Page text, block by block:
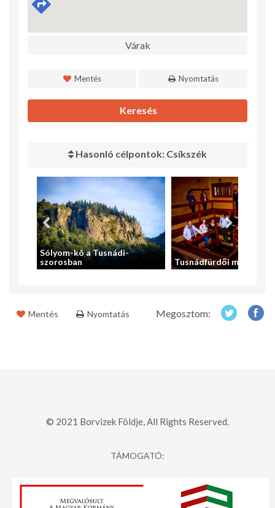
Várak
Mentés Nyomtatás
Keresés
Hasonló célpontok: Csíkszék
Sólyom-kõ a Tusnádi-
szorosban
Tusnádfürdői mofetta
Mentés Nyomtatás Megosztom:
© 2021 Borvizek Földje, All Rights Reserved.
TÁMOGATÓ: